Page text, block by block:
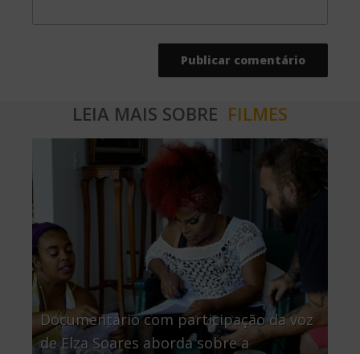
LEIA MAIS SOBRE FILMES
Documentário com participação da voz
de Elza Soares aborda sobre a